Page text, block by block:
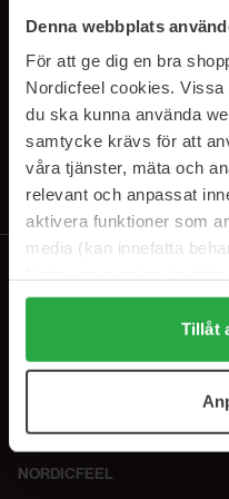
Denna webbplats
För att ge dig en bra
Nordicfeel cookies.
du ska kunna använda
samtycke krävs för att
våra tjänster, mäta och
relevant och anpassat
aktivera funktioner som
media (kan innefatta
Genom att trycka på
alla cookies, medan du
användningen av
samt vår Integritetspolicy.
Tillåt
NYHETSBREV
Genom att prenumerera
Avprenumerera när som helst.
NORDICFEEL